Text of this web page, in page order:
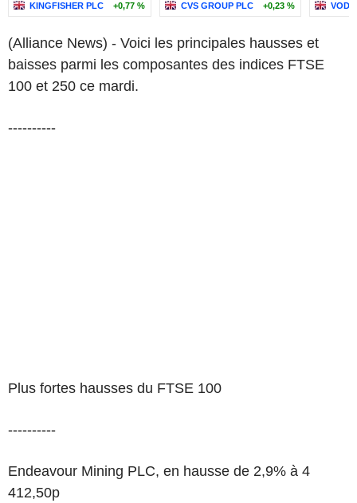
KINGFISHER PLC +0,77 % CVS GROUP PLC +0,23 %
(Alliance News) - Voici les principales hausses et
baisses parmi les composantes des indices FTSE
100 et 250 ce mardi.
----------
Plus fortes hausses du FTSE 100
----------
Endeavour Mining PLC, en hausse de 2,9% à 4
412,50p